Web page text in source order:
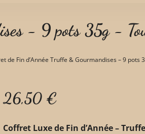
- 9 pots 35g -
de Fin d’Année Truffe & Gourmandises – 9 pots
26,50 €
Coffret Luxe de Fin d’Année –